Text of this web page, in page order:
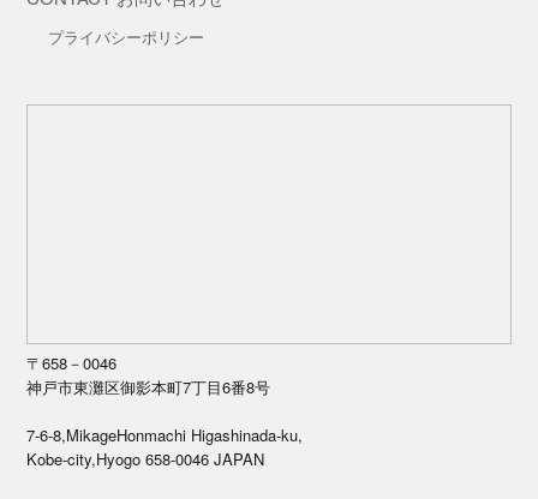
プライバシーポリシー
〒658－0046
神戸市東灘区御影本町7丁目6番8号
7-6-8,MikageHonmachi Higashinada-ku,
Kobe-city,Hyogo 658-0046 JAPAN